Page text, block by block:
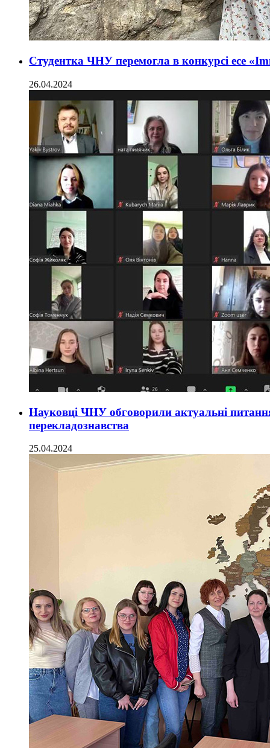
Студентка ЧНУ перемогла в конкурсі есе
26.04.2024
Науковці ЧНУ обговорили актуальні питання
перекладознавства
25.04.2024